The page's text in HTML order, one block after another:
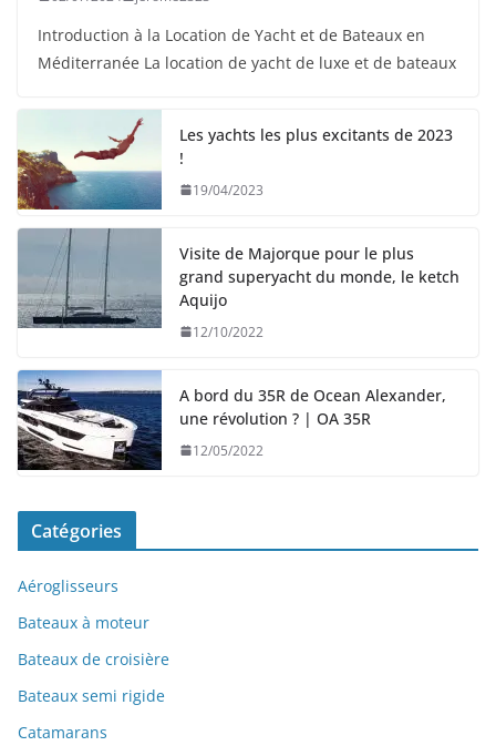
Introduction à la Location de Yacht et de Bateaux en
Méditerranée La location de yacht de luxe et de bateaux
Les yachts les plus excitants de 2023
!
19/04/2023
Visite de Majorque pour le plus
grand superyacht du monde, le ketch
Aquijo
12/10/2022
A bord du 35R de Ocean Alexander,
une révolution ? | OA 35R
12/05/2022
Catégories
Aéroglisseurs
Bateaux à moteur
Bateaux de croisière
Bateaux semi rigide
Catamarans